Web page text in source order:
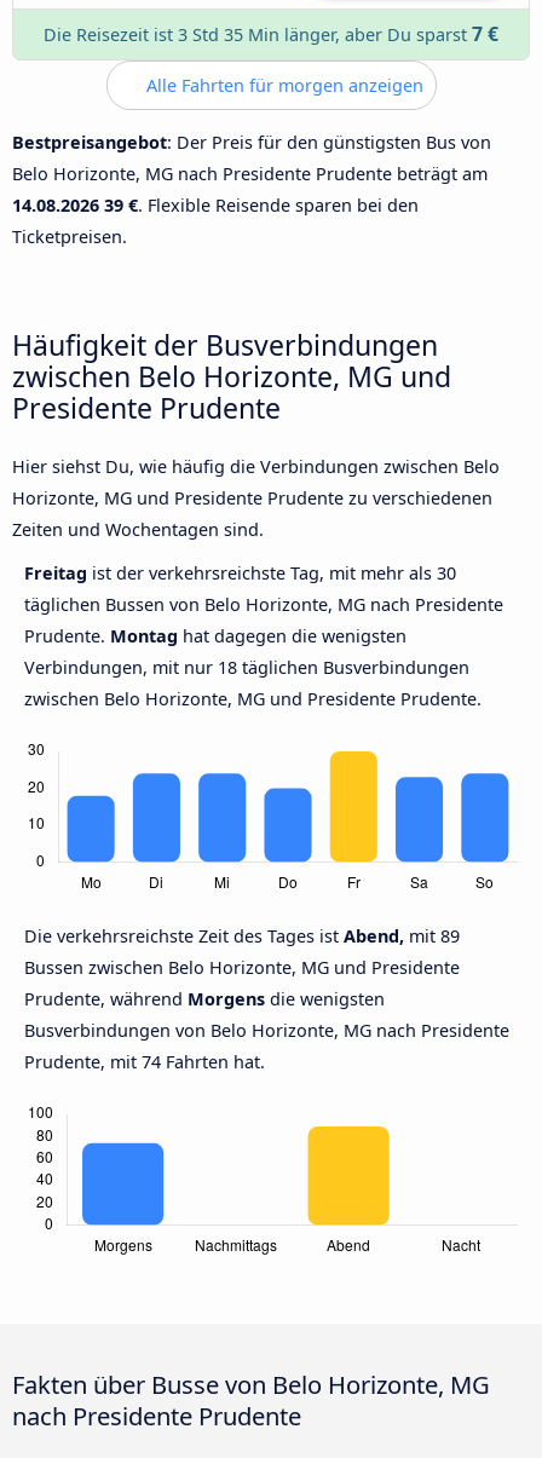
Die Reisezeit ist 3 Std 35 Min länger, aber Du sparst 7 €
Alle Fahrten für morgen anzeigen
Bestpreisangebot: Der Preis für den günstigsten Bus von
Belo Horizonte, MG nach Presidente Prudente beträgt am
14.08.2026 39 €. Flexible Reisende sparen bei den
Ticketpreisen.
Häufigkeit der Busverbindungen
zwischen Belo Horizonte, MG und
Presidente Prudente
Hier siehst Du, wie häufig die Verbindungen zwischen Belo
Horizonte, MG und Presidente Prudente zu verschiedenen
Zeiten und Wochentagen sind.
Freitag ist der verkehrsreichste Tag, mit mehr als 30
täglichen Bussen von Belo Horizonte, MG nach Presidente
Prudente. Montag hat dagegen die wenigsten
Verbindungen, mit nur 18 täglichen Busverbindungen
zwischen Belo Horizonte, MG und Presidente Prudente.
Die verkehrsreichste Zeit des Tages ist Abend, mit 89
Bussen zwischen Belo Horizonte, MG und Presidente
Prudente, während Morgens die wenigsten
Busverbindungen von Belo Horizonte, MG nach Presidente
Prudente, mit 74 Fahrten hat.
Fakten über Busse von Belo Horizonte, MG
nach Presidente Prudente